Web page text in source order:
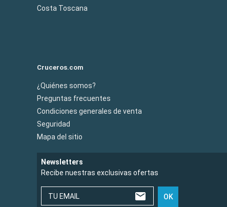
Costa Toscana
Cruceros.com
¿Quiénes somos?
Preguntas frecuentes
Condiciones generales de venta
Seguridad
Mapa del sitio
Newsletters
Recibe nuestras exclusivas ofertas
TU EMAIL OK